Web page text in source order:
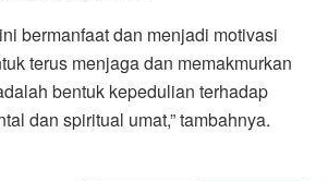
bermanfaat dan menjadi motivasi
terus menjaga dan memakmurkan
bentuk kepedulian terhadap
dan spiritual umat,” tambahnya.